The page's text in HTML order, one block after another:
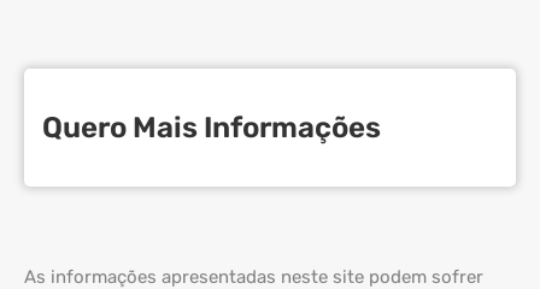
Quero Mais Informações
As informações apresentadas neste site podem sofrer